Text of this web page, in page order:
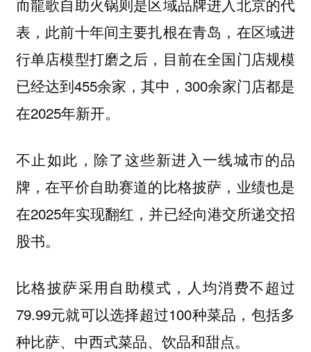
而龍歌自助火锅则是区域品牌进入北京的代
表，此前十年间主要扎根在青岛，在区域进
行单店模型打磨之后，目前在全国门店规模
已经达到455余家，其中，300余家门店都是
在2025年新开。
不止如此，除了这些新进入一线城市的品
牌，在平价自助赛道的比格披萨，业绩也是
在2025年实现翻红，并已经向港交所递交招
股书。
比格披萨采用自助模式，人均消费不超过
79.99元就可以选择超过100种菜品，包括多
种比萨、中西式菜品、饮品和甜点。